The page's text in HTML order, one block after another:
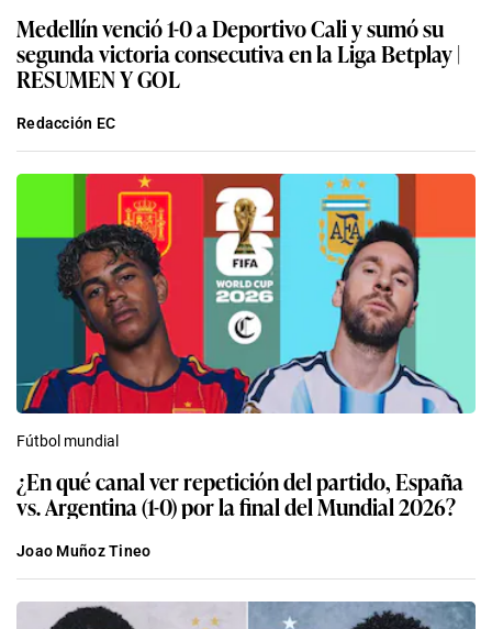
Medellín venció 1-0 a Deportivo Cali y sumó su
segunda victoria consecutiva en la Liga Betplay |
RESUMEN Y GOL
Redacción EC
Fútbol mundial
¿En qué canal ver repetición del partido, España
vs. Argentina (1-0) por la final del Mundial 2026?
Joao Muñoz Tineo